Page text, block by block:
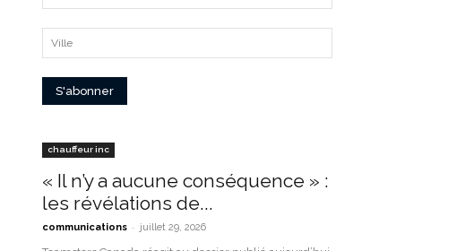
chauffeur inc
« Il n’y a aucune conséquence » :
les révélations de...
communications - juillet 29, 2026